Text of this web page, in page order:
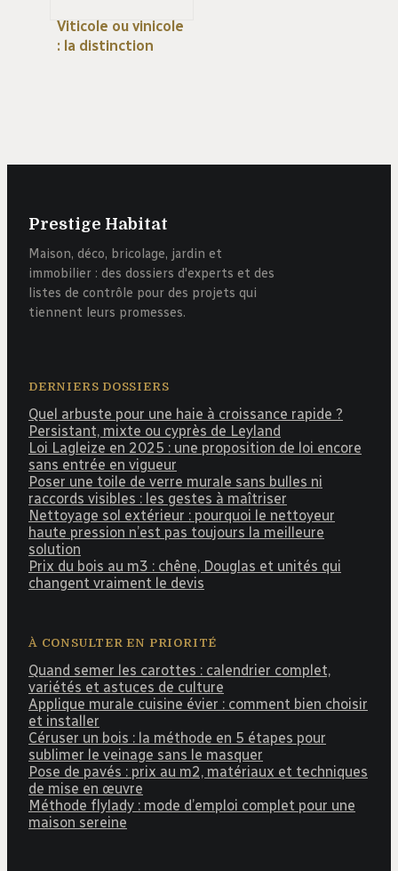
Viticole ou vinicole
: la distinction
Prestige Habitat
Maison, déco, bricolage, jardin et
immobilier : des dossiers d'experts et des
listes de contrôle pour des projets qui
tiennent leurs promesses.
DERNIERS DOSSIERS
Quel arbuste pour une haie à croissance rapide ?
Persistant, mixte ou cyprès de Leyland
Loi Lagleize en 2025 : une proposition de loi encore
sans entrée en vigueur
Poser une toile de verre murale sans bulles ni
raccords visibles : les gestes à maîtriser
Nettoyage sol extérieur : pourquoi le nettoyeur
haute pression n’est pas toujours la meilleure
solution
Prix du bois au m3 : chêne, Douglas et unités qui
changent vraiment le devis
À CONSULTER EN PRIORITÉ
Quand semer les carottes : calendrier complet,
variétés et astuces de culture
Applique murale cuisine évier : comment bien choisir
et installer
Céruser un bois : la méthode en 5 étapes pour
sublimer le veinage sans le masquer
Pose de pavés : prix au m2, matériaux et techniques
de mise en œuvre
Méthode flylady : mode d’emploi complet pour une
maison sereine